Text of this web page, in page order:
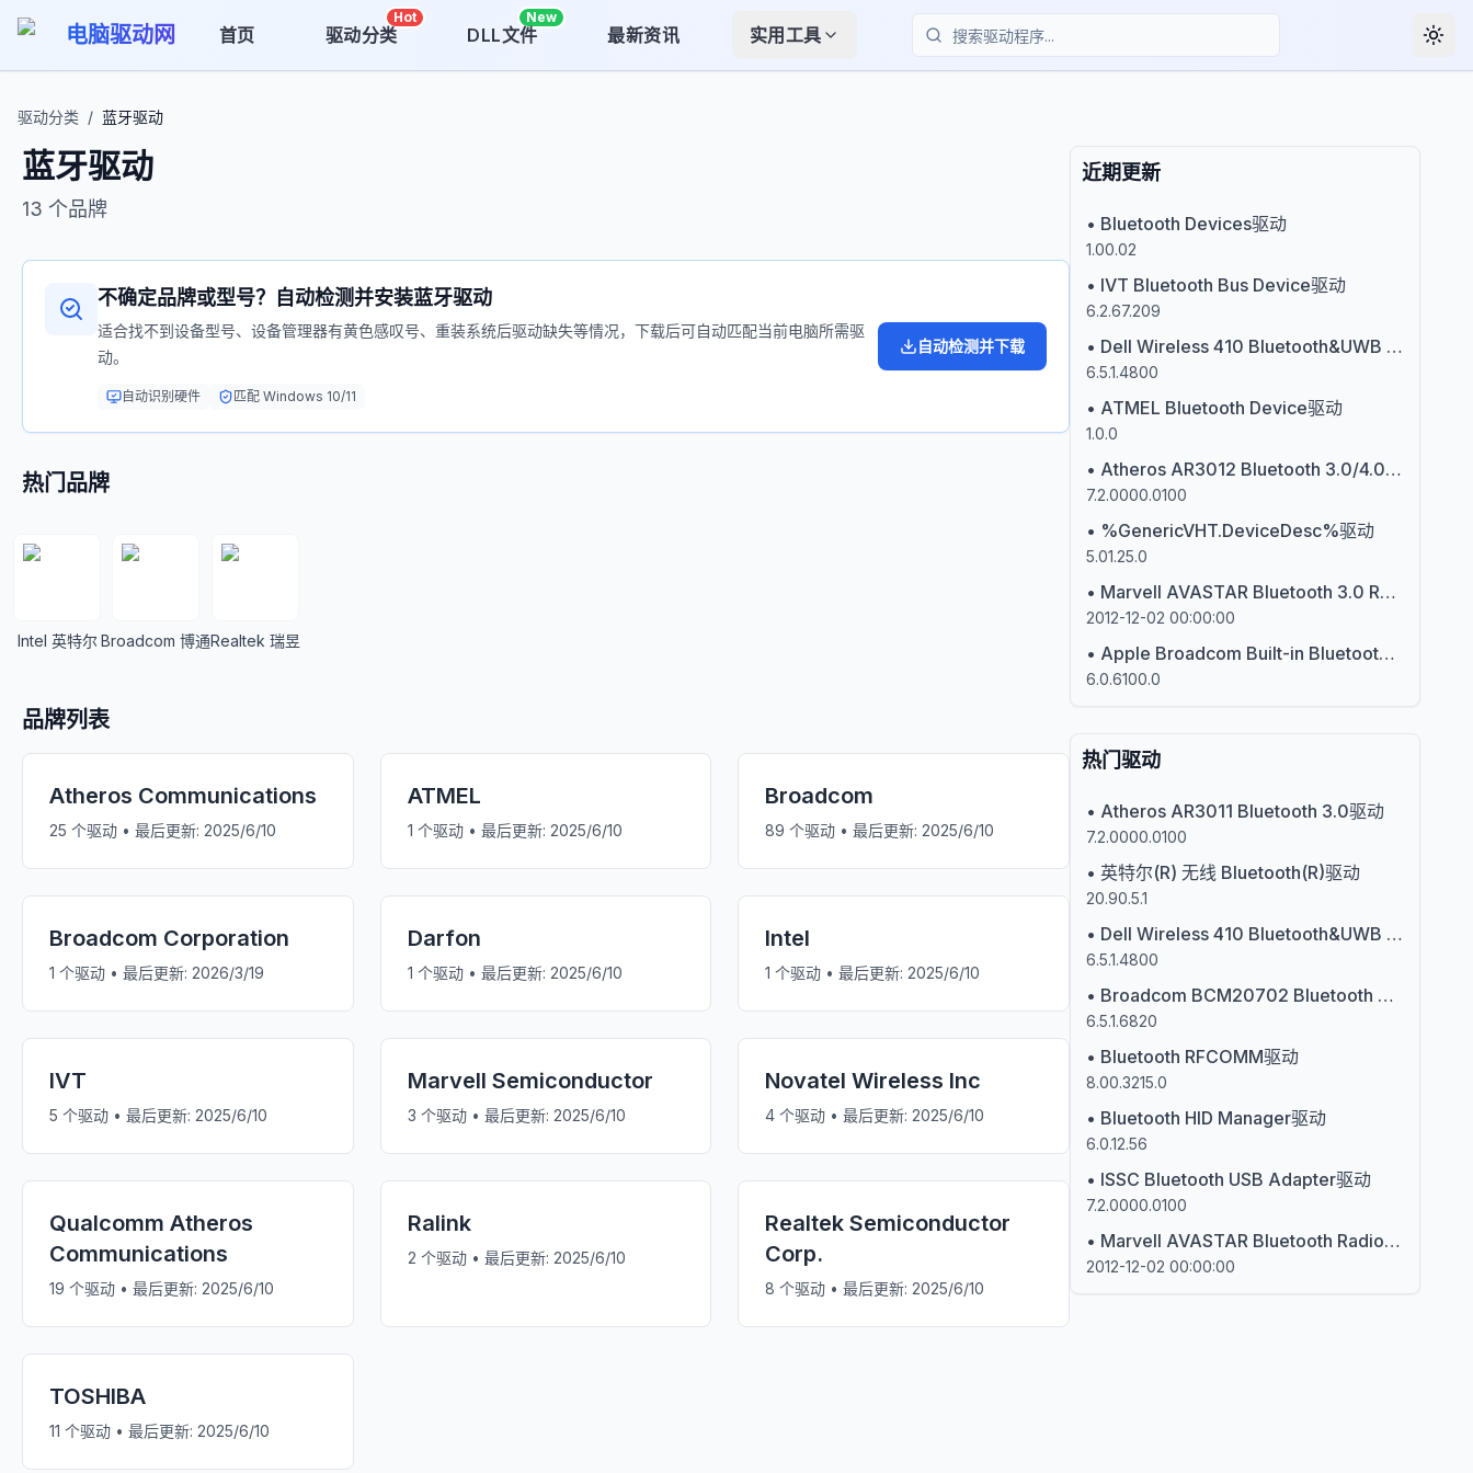
电脑驱动网 首页 驱动分类
Hot
DLL文件
New
最新资讯
实用工具
搜索
驱动分类 / 蓝牙驱动
蓝牙驱动
13 个品牌
不确定品牌或型号？自动检测并安装蓝牙驱动
适合找不到设备型号、设备管理器有黄色感叹号、重装系统后驱动缺失等情况，下载后可自动匹配当前电脑所需驱
动。
自动识别硬件 匹配 Windows 10/11
自动检测并下载
热门品牌
Intel 英特尔 Broadcom 博通Realtek 瑞昱
品牌列表
Atheros Communications
25 个驱动 • 最后更新: 2025/6/10
ATMEL
1 个驱动 • 最后更新: 2025/6/10
Broadcom
89 个驱动 • 最后更新: 2025/6/10
Broadcom Corporation
1 个驱动 • 最后更新: 2026/3/19
Darfon
1 个驱动 • 最后更新: 2025/6/10
Intel
1 个驱动 • 最后更新: 2025/6/10
IVT
5 个驱动 • 最后更新: 2025/6/10
Marvell Semiconductor
3 个驱动 • 最后更新: 2025/6/10
Novatel Wireless Inc
4 个驱动 • 最后更新: 2025/6/10
Qualcomm Atheros
Communications
19 个驱动 • 最后更新: 2025/6/10
Ralink
2 个驱动 • 最后更新: 2025/6/10
Realtek Semiconductor
Corp.
8 个驱动 • 最后更新: 2025/6/10
TOSHIBA
11 个驱动 • 最后更新: 2025/6/10
近期更新
• Bluetooth Devices驱动
1.00.02
• IVT Bluetooth Bus Device驱动
6.2.67.209
• Dell Wireless 410 Bluetooth&UWB Mini-card驱动
6.5.1.4800
• ATMEL Bluetooth Device驱动
1.0.0
• Atheros AR3012 Bluetooth 3.0/4.0 + HS Adapter驱动
7.2.0000.0100
• %GenericVHT.DeviceDesc%驱动
5.01.25.0
• Marvell AVASTAR Bluetooth 3.0 Radio驱动
2012-12-02 00:00:00
• Apple Broadcom Built-in Bluetooth驱动
6.0.6100.0
热门驱动
• Atheros AR3011 Bluetooth 3.0驱动
7.2.0000.0100
• 英特尔(R) 无线 Bluetooth(R)驱动
20.90.5.1
• Dell Wireless 410 Bluetooth&UWB Mini-card驱动
6.5.1.4800
• Broadcom BCM20702 Bluetooth USB Device驱动
6.5.1.6820
• Bluetooth RFCOMM驱动
8.00.3215.0
• Bluetooth HID Manager驱动
6.0.12.56
• ISSC Bluetooth USB Adapter驱动
7.2.0000.0100
• Marvell AVASTAR Bluetooth Radio Adapter驱动
2012-12-02 00:00:00